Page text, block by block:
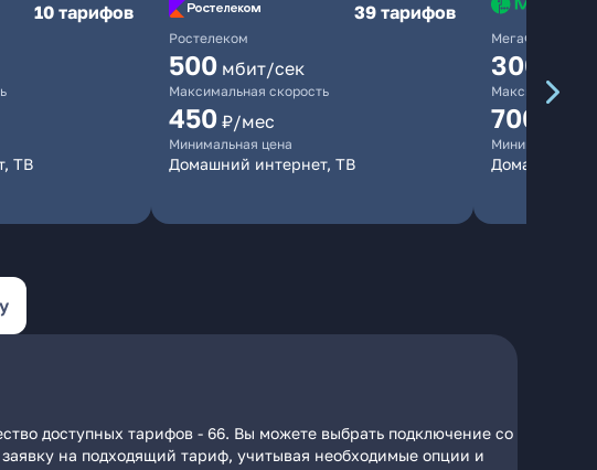
10 тарифов
ТВ
Ростелеком
39 тарифов
500 мбит/сек
Максимальная скорость
450 ₽/мес
Минимальная цена
Домашний интернет, ТВ
МегаФон
300
Максимальная
700
Минимальная
Домашний
доступных тарифов - 66. Вы можете выбрать подключение со
на подходящий тариф, учитывая необходимые опции и